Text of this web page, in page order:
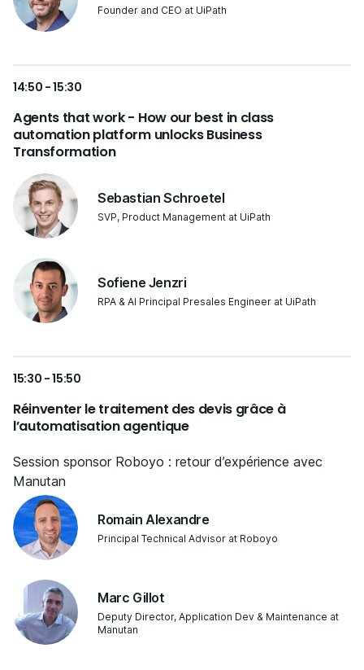
Founder and CEO at UiPath
14:50 - 15:30
Agents that work - How our best in class
automation platform unlocks Business
Transformation
Sebastian Schroetel
SVP, Product Management at UiPath
Sofiene Jenzri
RPA & AI Principal Presales Engineer at UiPath
15:30 - 15:50
Réinventer le traitement des devis grâce à
l’automatisation agentique
Session sponsor Roboyo : retour d’expérience avec
Manutan
Romain Alexandre
Principal Technical Advisor at Roboyo
Marc Gillot
Deputy Director, Application Dev & Maintenance at
Manutan